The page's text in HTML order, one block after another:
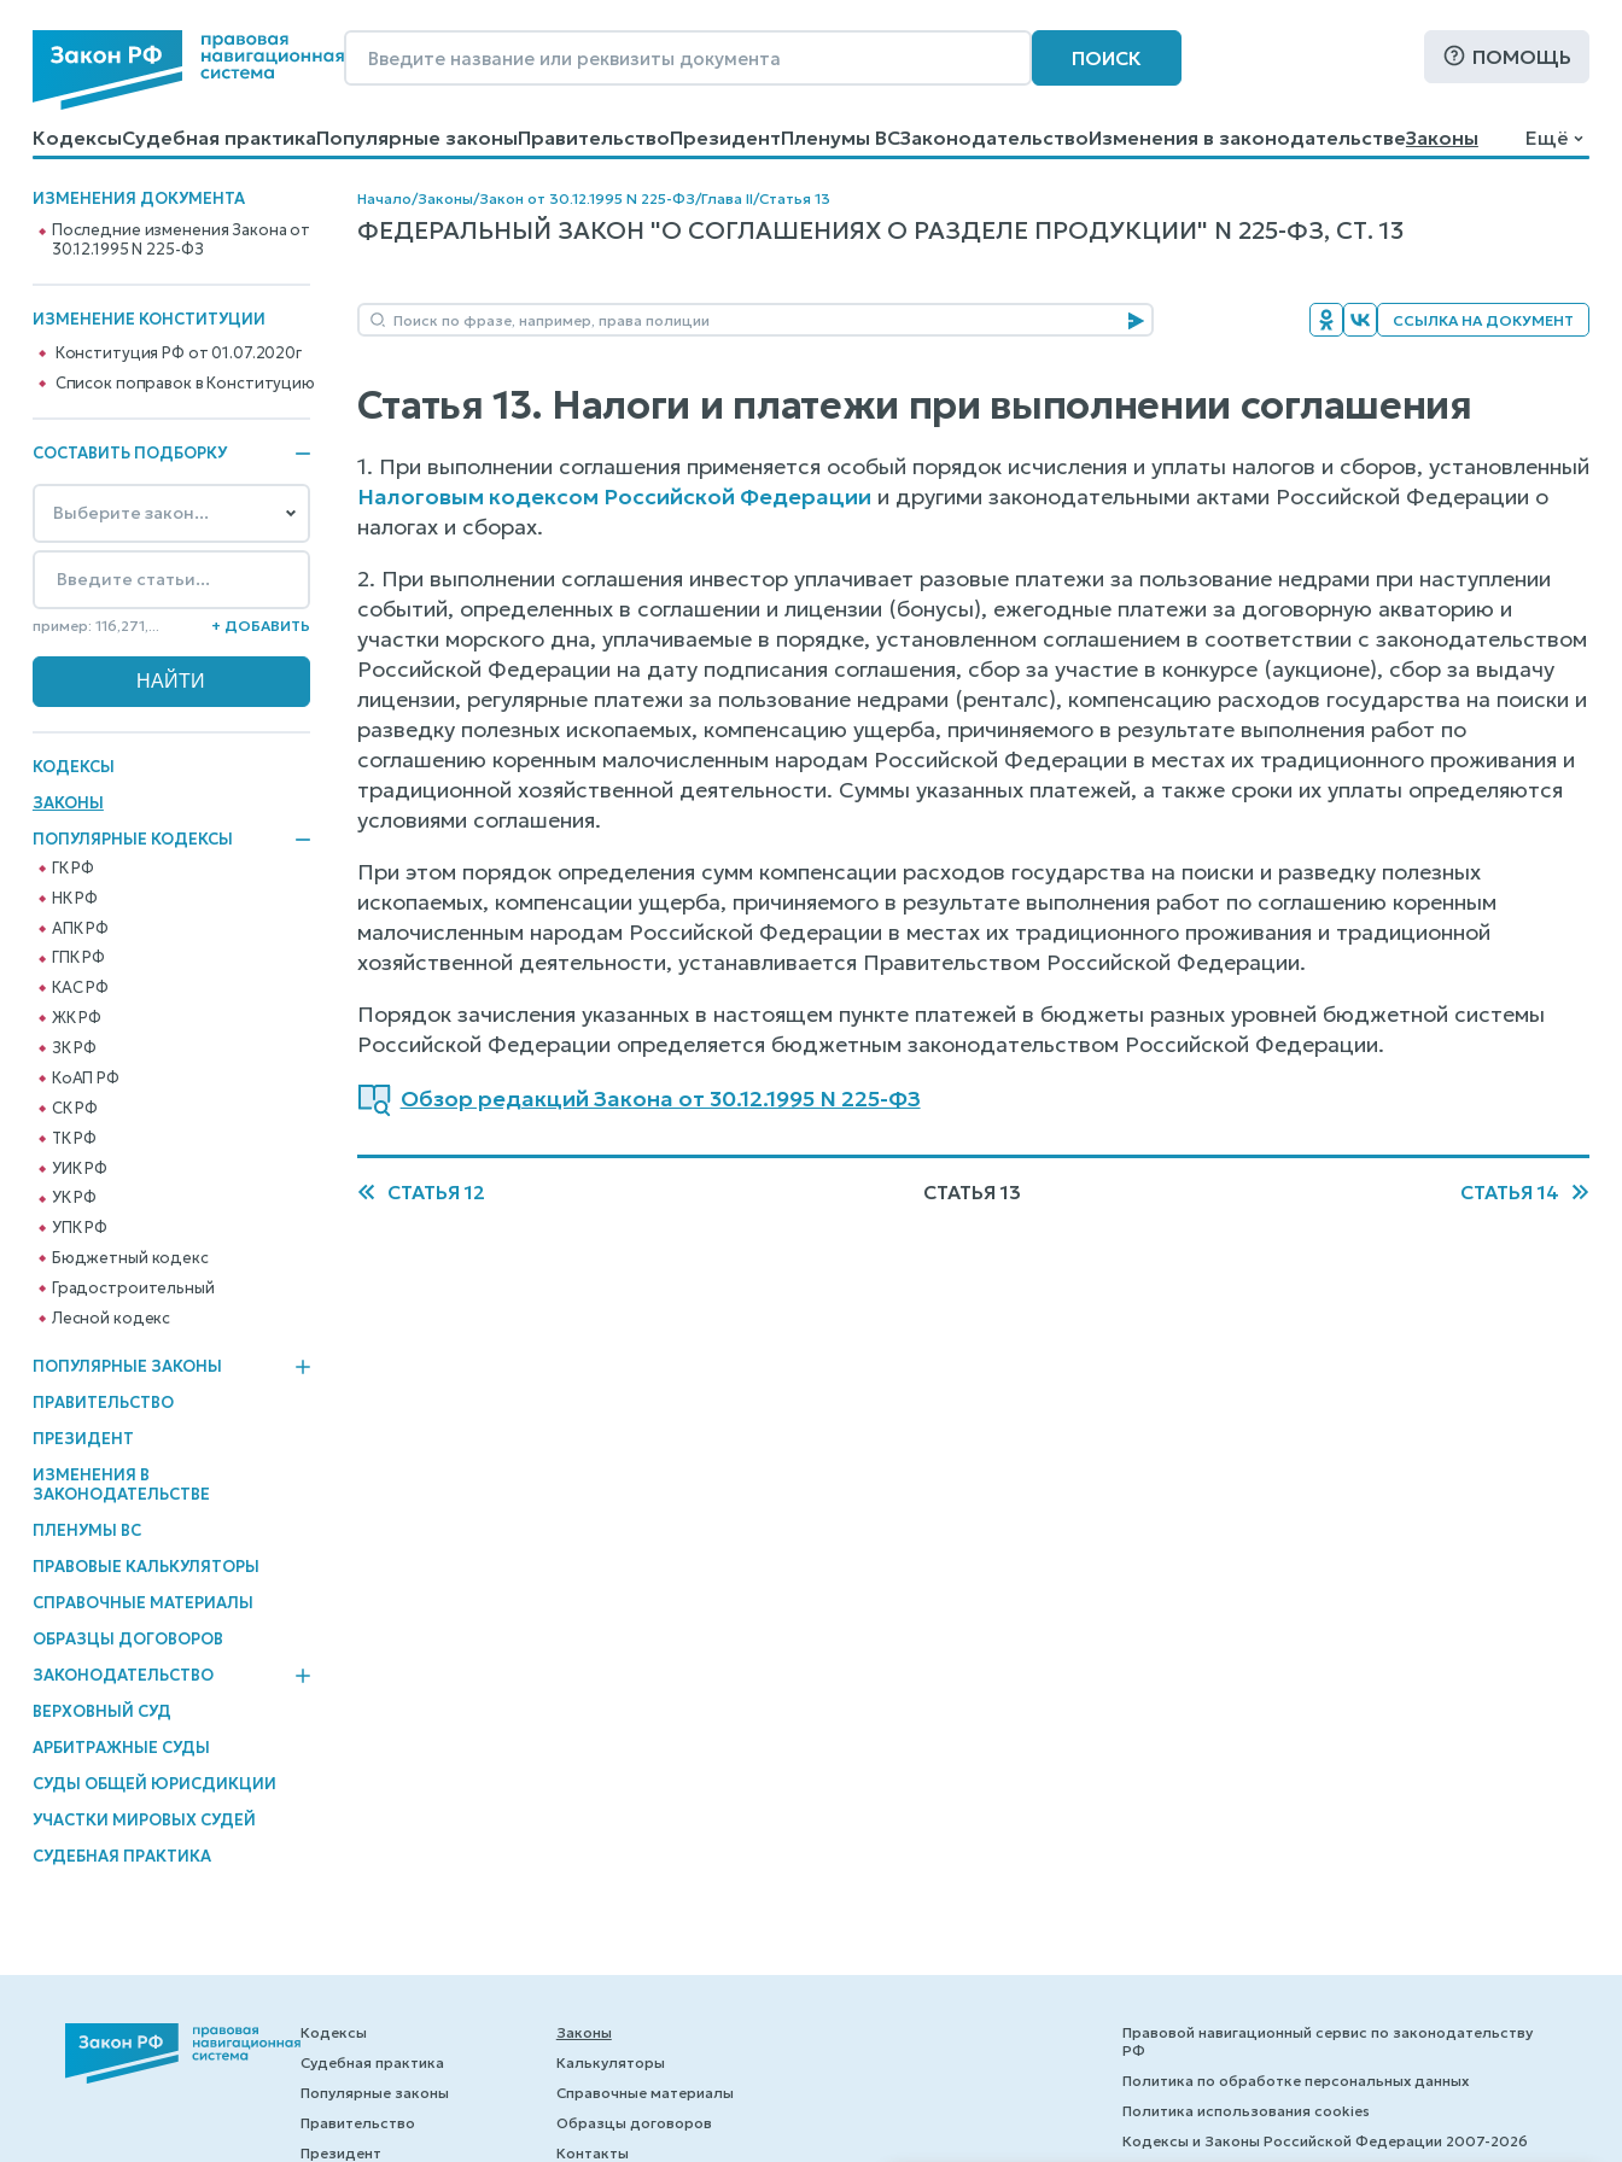
ПОИСК ПОМОЩЬ
КодексыСудебная практикаПопулярные законыПравительствоПрезидентПленумы ВСЗаконодательствоИзменения в законодательствеЗаконы
КалькуляторыСправочные материалыОбразцы договоровКонтактыПомощьПоиск
Ещё
ИЗМЕНЕНИЯ ДОКУМЕНТА
Последние изменения Закона от
30.12.1995 N 225-ФЗ
ИЗМЕНЕНИЕ КОНСТИТУЦИИ
Конституция РФ от 01.07.2020г
Cписок поправок в Конституцию
СОСТАВИТЬ ПОДБОРКУ
пример: 116,271,... + ДОБАВИТЬ
КОДЕКСЫ
ЗАКОНЫ
ПОПУЛЯРНЫЕ КОДЕКСЫ
ГК РФ
НК РФ
АПК РФ
ГПК РФ
КАС РФ
ЖК РФ
ЗК РФ
КоАП РФ
СК РФ
ТК РФ
УИК РФ
УК РФ
УПК РФ
Бюджетный кодекс
Градостроительный
Лесной кодекс
ПОПУЛЯРНЫЕ ЗАКОНЫ
ПРАВИТЕЛЬСТВО
ПРЕЗИДЕНТ
ИЗМЕНЕНИЯ В
ЗАКОНОДАТЕЛЬСТВЕ
ПЛЕНУМЫ ВС
ПРАВОВЫЕ КАЛЬКУЛЯТОРЫ
СПРАВОЧНЫЕ МАТЕРИАЛЫ
ОБРАЗЦЫ ДОГОВОРОВ
ЗАКОНОДАТЕЛЬСТВО
ВЕРХОВНЫЙ СУД
АРБИТРАЖНЫЕ СУДЫ
СУДЫ ОБЩЕЙ ЮРИСДИКЦИИ
УЧАСТКИ МИРОВЫХ СУДЕЙ
СУДЕБНАЯ ПРАКТИКА
Начало/Законы/Закон от 30.12.1995 N 225-ФЗ/Глава II/Статья 13
ФЕДЕРАЛЬНЫЙ ЗАКОН "О СОГЛАШЕНИЯХ О РАЗДЕЛЕ ПРОДУКЦИИ" N 225-ФЗ, СТ. 13
ССЫЛКА НА ДОКУМЕНТ
Статья 13. Налоги и платежи при выполнении соглашения
1. При выполнении соглашения применяется особый порядок исчисления и уплаты налогов и сборов, установленный
Налоговым кодексом Российской Федерации и другими законодательными актами Российской Федерации о
налогах и сборах.
2. При выполнении соглашения инвестор уплачивает разовые платежи за пользование недрами при наступлении
событий, определенных в соглашении и лицензии (бонусы), ежегодные платежи за договорную акваторию и
участки морского дна, уплачиваемые в порядке, установленном соглашением в соответствии с законодательством
Российской Федерации на дату подписания соглашения, сбор за участие в конкурсе (аукционе), сбор за выдачу
лицензии, регулярные платежи за пользование недрами (ренталс), компенсацию расходов государства на поиски и
разведку полезных ископаемых, компенсацию ущерба, причиняемого в результате выполнения работ по
соглашению коренным малочисленным народам Российской Федерации в местах их традиционного проживания и
традиционной хозяйственной деятельности. Суммы указанных платежей, а также сроки их уплаты определяются
условиями соглашения.
При этом порядок определения сумм компенсации расходов государства на поиски и разведку полезных
ископаемых, компенсации ущерба, причиняемого в результате выполнения работ по соглашению коренным
малочисленным народам Российской Федерации в местах их традиционного проживания и традиционной
хозяйственной деятельности, устанавливается Правительством Российской Федерации.
Порядок зачисления указанных в настоящем пункте платежей в бюджеты разных уровней бюджетной системы
Российской Федерации определяется бюджетным законодательством Российской Федерации.
Обзор редакций Закона от 30.12.1995 N 225-ФЗ
СТАТЬЯ 12 СТАТЬЯ 13 СТАТЬЯ 14
Кодексы
Судебная практика
Популярные законы
Правительство
Президент
Законы
Калькуляторы
Справочные материалы
Образцы договоров
Контакты
Правовой навигационный сервис по законодательству
РФ
Политика по обработке персональных данных
Политика использования cookies
Кодексы и Законы Российской Федерации 2007-2026